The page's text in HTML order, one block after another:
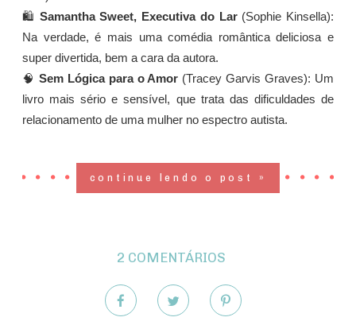
🛍️ Samantha Sweet, Executiva do Lar(Sophie Kinsella):
Na verdade, é mais uma comédia romântica deliciosa e
super divertida, bem a cara da autora.
🧠 Sem Lógica para o Amor (Tracey Garvis Graves): Um
livro mais sério e sensível, que trata das dificuldades de
relacionamento de uma mulher no espectro autista.
continue lendo o post »
2 COMENTÁRIOS